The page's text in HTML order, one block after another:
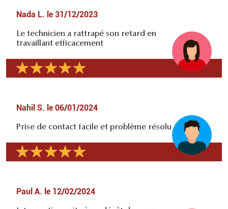
Nada L. le 31/12/2023
Le technicien a rattrapé son retard en
travaillant efficacement
Nahil S. le 06/01/2024
Prise de contact facile et problème résolu
Paul A. le 12/02/2024